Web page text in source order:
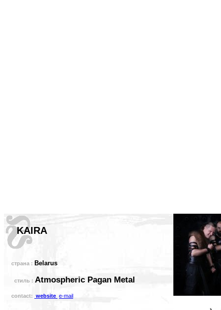
KAIRA
страна : Belarus
стиль : Atmospheric Pagan Metal
contact: website e-mail